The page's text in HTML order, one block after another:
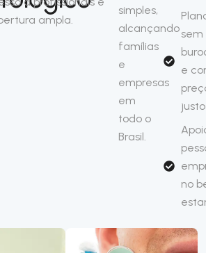
ampla.
simples,
alcançando
famílias
e
empresas
em
todo o
Brasil.
sem
e
justo
no